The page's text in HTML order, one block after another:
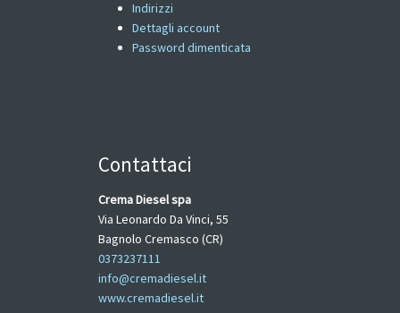
Indirizzi
Dettagli account
Password dimenticata
Contattaci
Crema Diesel spa
Via Leonardo Da Vinci, 55
Bagnolo Cremasco (CR)
0373237111
info@cremadiesel.it
www.cremadiesel.it